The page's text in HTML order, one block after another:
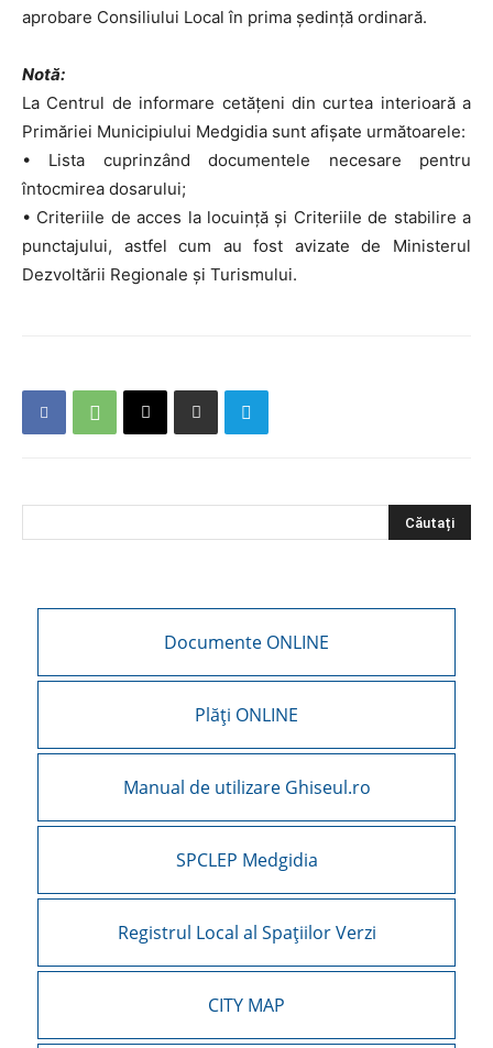
aprobare Consiliului Local în prima şedinţă ordinară.
Notă:
La Centrul de informare cetățeni din curtea interioară a
Primăriei Municipiului Medgidia sunt afişate următoarele:
• Lista cuprinzând documentele necesare pentru
întocmirea dosarului;
• Criteriile de acces la locuinţă şi Criteriile de stabilire a
punctajului, astfel cum au fost avizate de Ministerul
Dezvoltării Regionale și Turismului.
Documente ONLINE
Plăți ONLINE
Manual de utilizare Ghiseul.ro
SPCLEP Medgidia
Registrul Local al Spațiilor Verzi
CITY MAP